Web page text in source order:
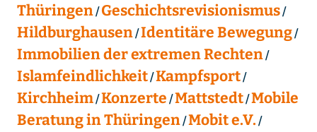
Thüringen Geschichtsrevisionismus
Hildburghausen Identitäre Bewegung
Immobilien der extremen Rechten
Islamfeindlichkeit Kampfsport
Kirchheim Konzerte Mattstedt Mobile
Beratung in Thüringen Mobit e.V.